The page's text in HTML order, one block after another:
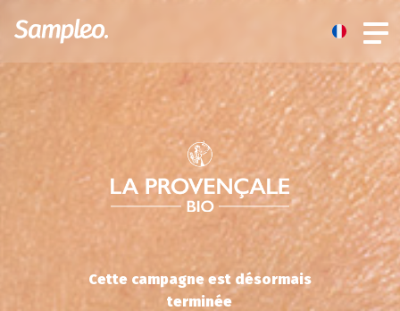
Cette campagne est désormais
terminée